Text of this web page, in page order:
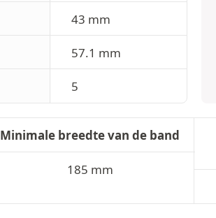
43 mm
57.1 mm
5
Minimale breedte van de band
185 mm